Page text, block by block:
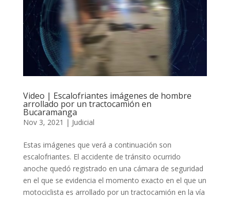
Video | Escalofriantes imágenes de hombre
arrollado por un tractocamión en
Bucaramanga
Nov 3, 2021 | Judicial
Estas imágenes que verá a continuación son
escalofriantes. El accidente de tránsito ocurrido
anoche quedó registrado en una cámara de seguridad
en el que se evidencia el momento exacto en el que un
motociclista es arrollado por un tractocamión en la vía